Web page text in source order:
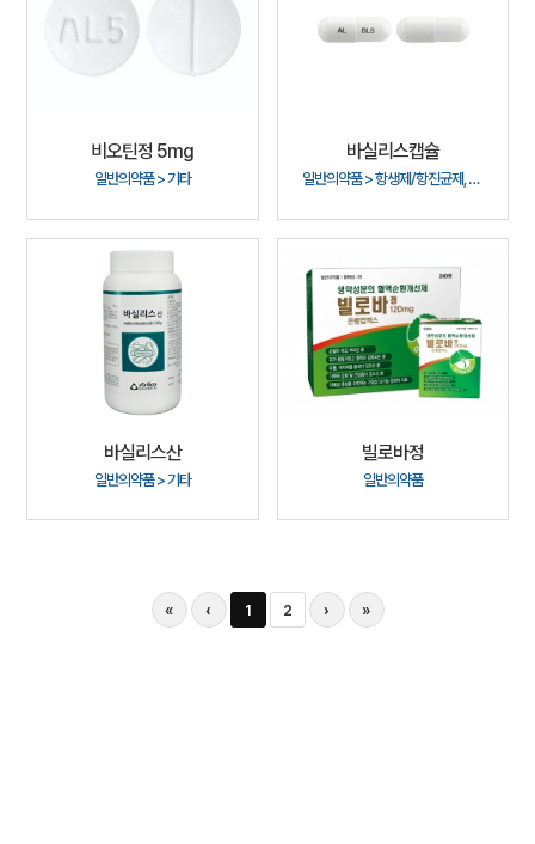
비오틴정 5mg
일반의약품 > 기타
바실리스캡슐
일반의약품 > 항생제/항진균제, 기타
바실리스산
일반의약품 > 기타
빌로바정
일반의약품
« ‹ 1 2 › »